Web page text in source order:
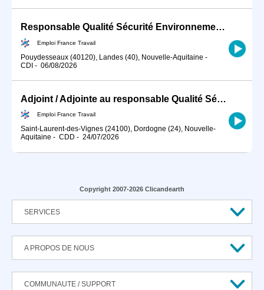
Responsable Qualité Sécurité Environnement -QSE- en industrie (H/F)
Emploi France Travail
Pouydesseaux (40120), Landes (40), Nouvelle-Aquitaine -
CDI - 06/08/2026
Adjoint / Adjointe au responsable Qualité Sécurité Environnement (H/F)
Emploi France Travail
Saint-Laurent-des-Vignes (24100), Dordogne (24), Nouvelle-
Aquitaine - CDD - 24/07/2026
Copyright 2007-2026 Clicandearth
SERVICES
A PROPOS DE NOUS
COMMUNAUTE / SUPPORT